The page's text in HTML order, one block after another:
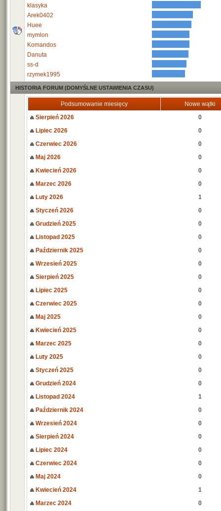
klasyka
Arek0402
Huee
mymlon
Komandos
Danuta
ss-d
rzymek1995
HISTORIA FORUM (DOMYŚLNE USTAWIENIA CZASU)
Podsumowanie miesięcy
Nowe wątki
Sierpień 2026
0
Lipiec 2026
0
Czerwiec 2026
0
Maj 2026
0
Kwiecień 2026
0
Marzec 2026
0
Luty 2026
1
Styczeń 2026
0
Grudzień 2025
0
Listopad 2025
0
Październik 2025
0
Wrzesień 2025
0
Sierpień 2025
0
Lipiec 2025
0
Czerwiec 2025
0
Maj 2025
0
Kwiecień 2025
0
Marzec 2025
0
Luty 2025
0
Styczeń 2025
0
Grudzień 2024
0
Listopad 2024
1
Październik 2024
0
Wrzesień 2024
0
Sierpień 2024
0
Lipiec 2024
0
Czerwiec 2024
0
Maj 2024
0
Kwiecień 2024
1
Marzec 2024
0